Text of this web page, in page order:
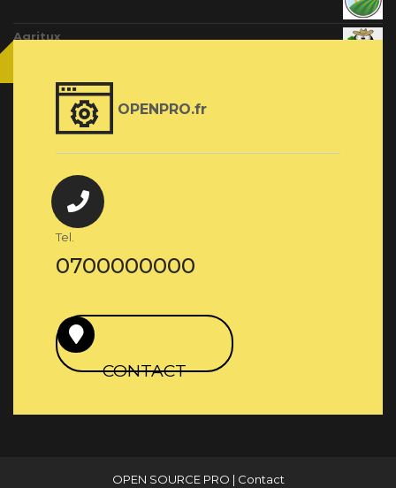
Agritux
OPENPRO.fr
Tel.
0700000000
CONTACT
OPEN SOURCE PRO | Contact